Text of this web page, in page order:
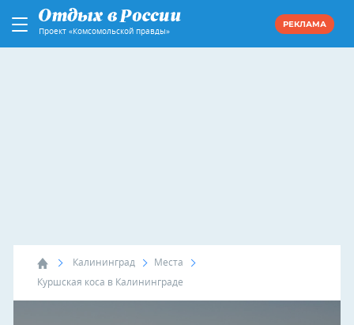
Проект «Комсомольской правды»
РЕКЛАМА
Калининград Места
Куршская коса в Калининграде